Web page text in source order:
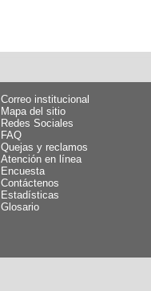
Correo institucional
Mapa del sitio
Redes Sociales
FAQ
Quejas y reclamos
Atención en línea
Encuesta
Contáctenos
Estadísticas
Glosario